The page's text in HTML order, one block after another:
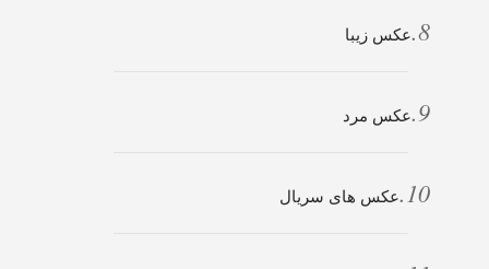
عکس زیبا
عکس مرد
عکس های سریال